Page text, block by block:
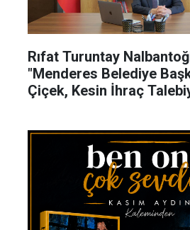
Rıfat Turuntay
"Menderes Belediye
Çiçek, Kesin İhraç